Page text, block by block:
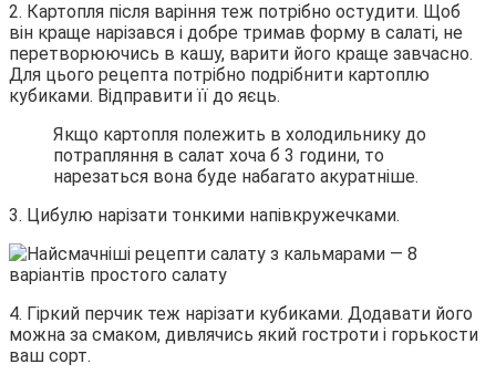
2. Картопля після варіння теж потрібно остудити. Щоб
він краще нарізався і добре тримав форму в салаті, не
перетворюючись в кашу, варити його краще завчасно.
Для цього рецепта потрібно подрібнити картоплю
кубиками. Відправити її до яєць.
Якщо картопля полежить в холодильнику до
потрапляння в салат хоча б 3 години, то
нарезаться вона буде набагато акуратніше.
3. Цибулю нарізати тонкими напівкружечками.
4. Гіркий перчик теж нарізати кубиками. Додавати його
можна за смаком, дивлячись який гостроти і горькости
ваш сорт.